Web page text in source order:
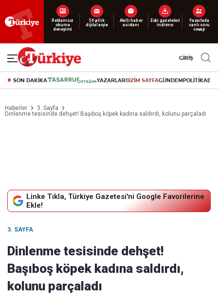
Yeni nesil dijital
abonelik 19 TL’den başlayan fiyatlarla.
GİRİŞ
SON DAKİKA YAZARLARBİZİM SAYFAGÜNDEMPOLİTİKA
Haberler
3. Sayfa
Dinlenme tesisinde dehşet! Başıboş köpek kadına saldırdı, kolunu parçaladı
Linke Tıkla, Türkiye Gazetesi'ni Google Favorilerine
Ekle!
3. SAYFA
Dinlenme tesisinde dehşet!
Başıboş köpek kadına saldırdı,
kolunu parçaladı